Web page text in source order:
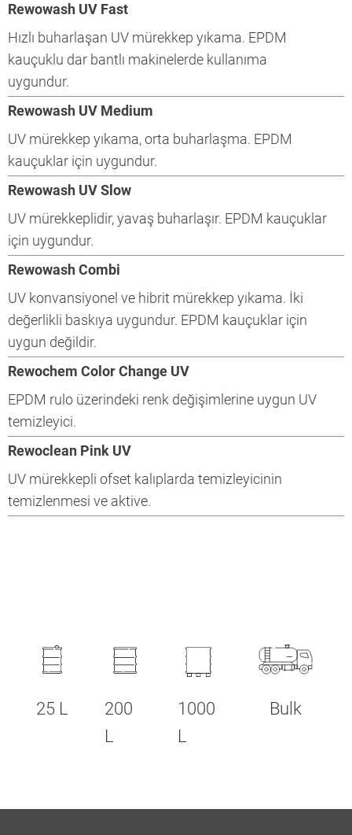
Rewowash UV Fast
Hızlı buharlaşan UV mürekkep yıkama. EPDM
kauçuklu dar bantlı makinelerde kullanıma
uygundur.
Rewowash UV Medium
UV mürekkep yıkama, orta buharlaşma. EPDM
kauçuklar için uygundur.
Rewowash UV Slow
UV mürekkeplidir, yavaş buharlaşır. EPDM kauçuklar
için uygundur.
Rewowash Combi
UV konvansiyonel ve hibrit mürekkep yıkama. İki
değerlikli baskıya uygundur. EPDM kauçuklar için
uygun değildir.
Rewochem Color Change UV
EPDM rulo üzerindeki renk değişimlerine uygun UV
temizleyici.
Rewoclean Pink UV
UV mürekkepli ofset kalıplarda temizleyicinin
temizlenmesi ve aktive.
25 L
200
L
1000
L
Bulk